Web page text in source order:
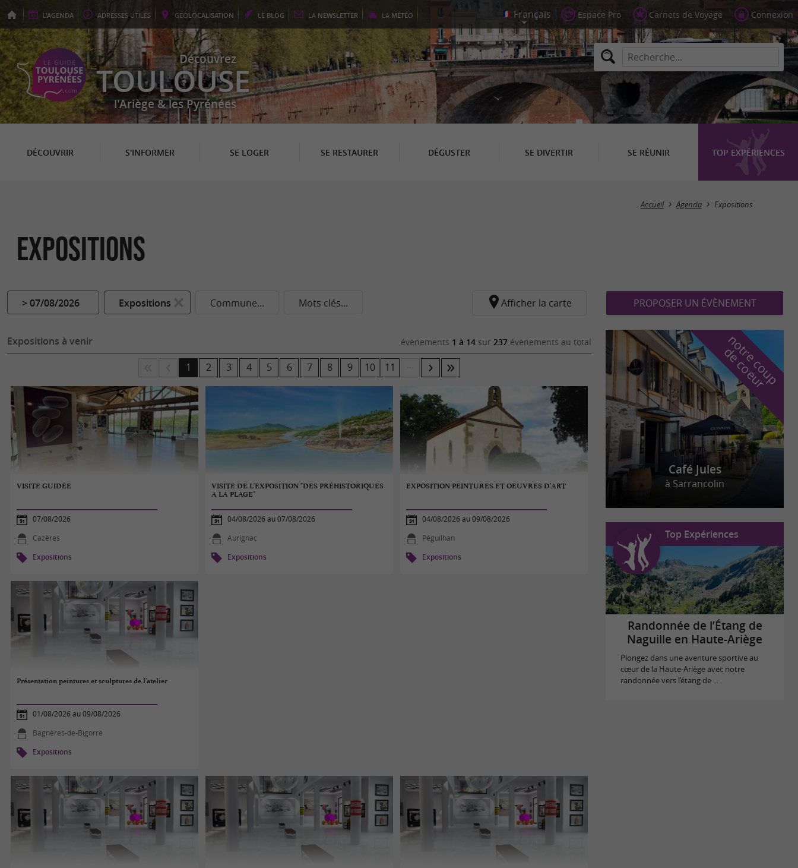
L'AGENDA ADRESSES UTILES GEOLOCALISATION LE BLOG LA NEWSLETTER LA MÉTÉO Espace Pro Carnets de Voyage Connexion
Découvrez
TOULOUSE
l'Ariège & les Pyrénées
DÉCOUVRIR S'INFORMER SE LOGER SE RESTAURER DÉGUSTER SE DIVERTIR SE RÉUNIR TOP EXPÉRIENCES
Masquer la carte
Accueil Agenda Expositions
Expositions
> 07/08/2026 Expositions Commune... Mots clés... Afficher la carte
Expositions à venir évènements 1 à 14 sur 237 évènements au total
1 2 3 4 5 6 7 8 9 10 11
VISITE GUIDÉE
07/08/2026
Cazères
Expositions
VISITE DE L'EXPOSITION "DES PRÉHISTORIQUES
À LA PLAGE"
04/08/2026 au 07/08/2026
Aurignac
Expositions
EXPOSITION PEINTURES ET OEUVRES D'ART
04/08/2026 au 09/08/2026
Péguilhan
Expositions
Présentation peintures et sculptures de l'atelier
01/08/2026 au 09/08/2026
Bagnères-de-Bigorre
Expositions
PROPOSER UN ÉVÈNEMENT
n
o
t
r
e
c
o
u
p
d
e
c
o
e
u
r
Café Jules
à Sarrancolin
Top Expériences
Randonnée de l’Étang de
Naguille en Haute-Ariège
Plongez dans une aventure sportive au
cœur de la Haute-Ariège avec notre
randonnée vers l’étang de ...